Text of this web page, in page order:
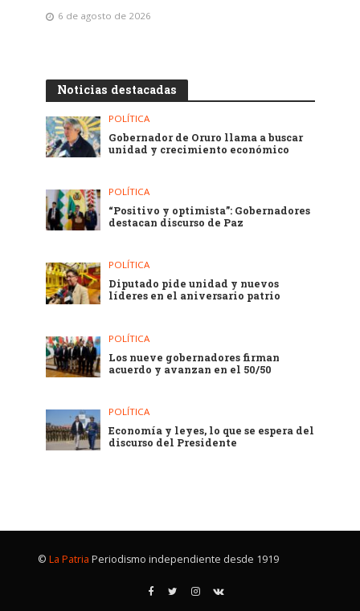
6 de agosto de 2026
Noticias destacadas
POLÍTICA
Gobernador de Oruro llama a buscar
unidad y crecimiento económico
POLÍTICA
“Positivo y optimista”: Gobernadores
destacan discurso de Paz
POLÍTICA
Diputado pide unidad y nuevos
líderes en el aniversario patrio
POLÍTICA
Los nueve gobernadores firman
acuerdo y avanzan en el 50/50
POLÍTICA
Economía y leyes, lo que se espera del
discurso del Presidente
© La Patria Periodismo independiente desde 1919